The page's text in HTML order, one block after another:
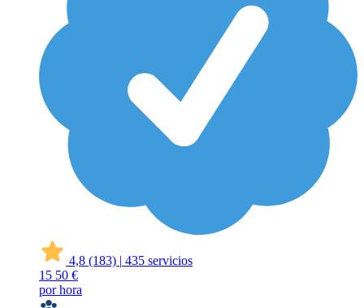
4,8 (183) | 435 servicios
15 50 €
por hora